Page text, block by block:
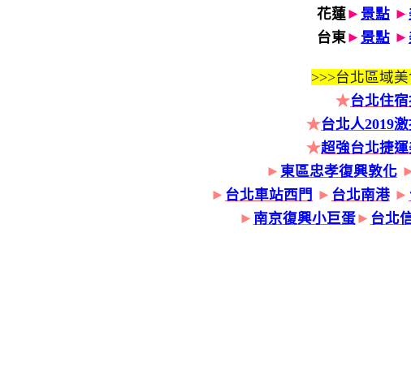
花蓮► 景點 ►
台東► 景點 ►
>>>台北區域
★台北住
★台北人2019
★超強台北捷
► 東區忠孝復興敦化
► 台北車站西門 ► 台北南港 ►
► 南京復興小巨蛋► 台北